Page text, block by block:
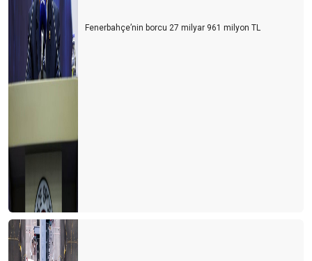
Fenerbahçe’nin borcu 27 milyar 961 milyon TL